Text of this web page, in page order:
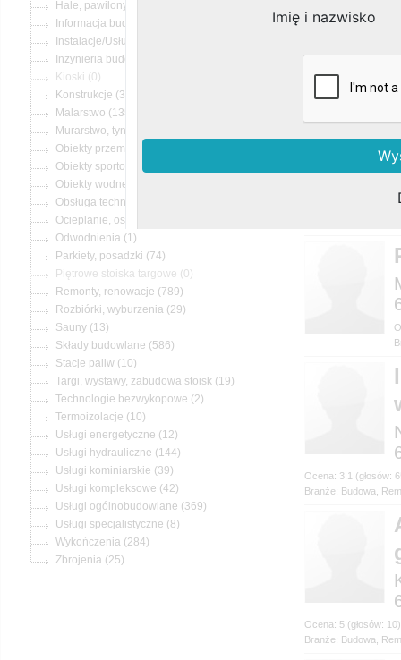
Kioski (0)
(36)
(135)
(1)
(74)
Piętrowe stoiska targowe (0)
(789)
(29)
(13)
(586)
(10)
(19)
(2)
(10)
(12)
(144)
(39)
(42)
(369)
(8)
(284)
(25)
Branże: Budowa,
Branże: Budowa,